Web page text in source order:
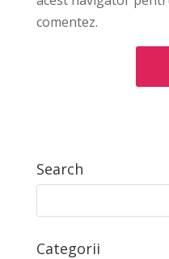
comentez.
Search
Categorii